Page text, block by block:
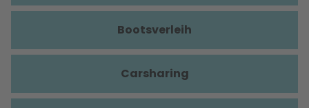
Bootsverleih
Carsharing